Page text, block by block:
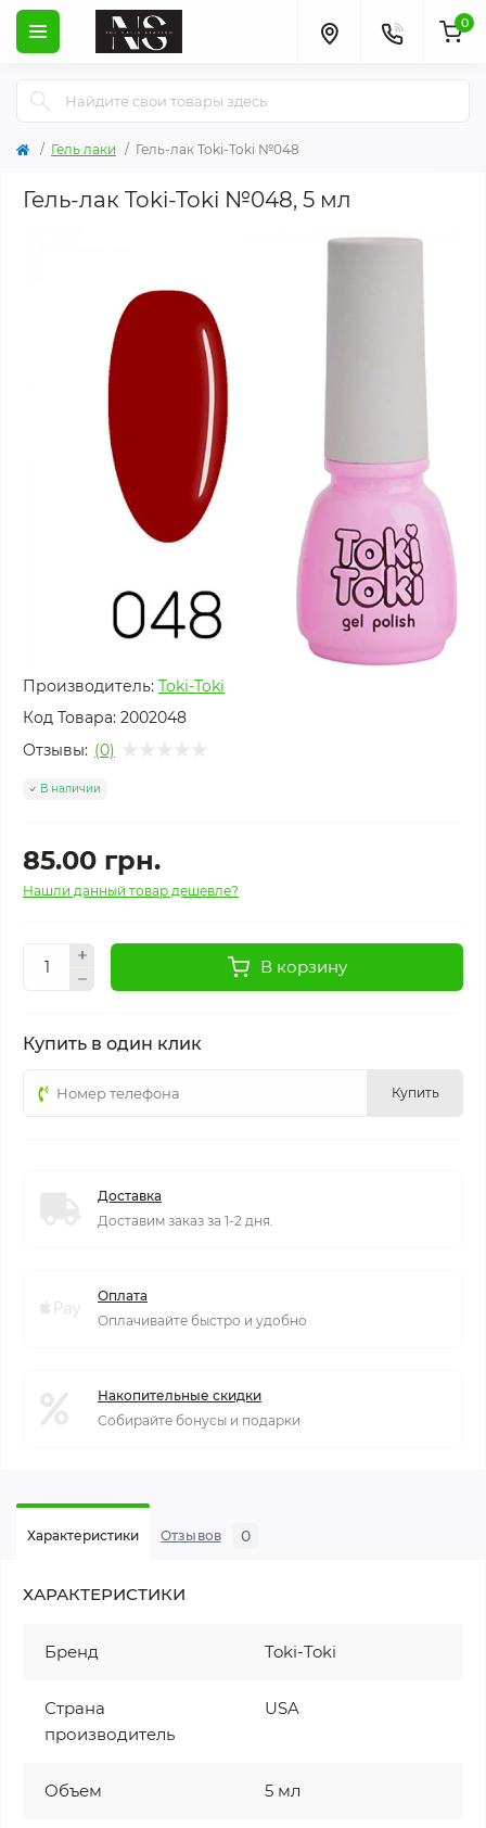
0
Гель лаки Гель-лак Toki-Toki №048
Гель-лак Toki-Toki №048, 5 мл
Производитель: Toki-Toki
Код Товара: 2002048
Отзывы: (0)
В наличии
85.00 грн.
Нашли данный товар дешевле?
В корзину
Купить в один клик
Купить
Доставка
Доставим заказ за 1-2 дня.
Оплата
Оплачивайте быстро и удобно
Накопительные скидки
Собирайте бонусы и подарки
Характеристики Отзывов 0
ХАРАКТЕРИСТИКИ
Бренд Toki-Toki
Страна
производитель
USA
Объем 5 мл